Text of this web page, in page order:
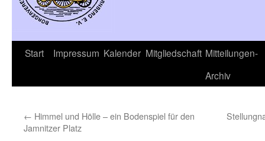
Start Impressum Kalender Mitgliedschaft Mitteilungen-
Archiv
← Himmel und Hölle – ein Bodenspiel für den
Jamnitzer Platz